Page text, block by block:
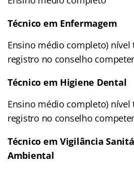
Técnico em Enfermagem
Ensino médio completo) nível
registro no conselho
Técnico em Higiene Dental
Ensino médio completo) nível
registro no conselho
Técnico em Vigilância
Ambiental